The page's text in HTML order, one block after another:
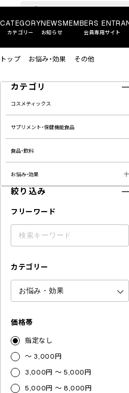
CATEGORY
カテゴリー
NEWS
お知らせ
MEMBERS
会員専用サイト
トップ お悩み・効果 その他
カテゴリ
コスメティックス
サプリメント・保健機能食品
食品・飲料
お悩み・効果
絞り込み
フリーワード
カテゴリー
価格帯
指定なし
～ 3,000円
3,000円 ～ 5,000円
5,000円 ～ 8,000円